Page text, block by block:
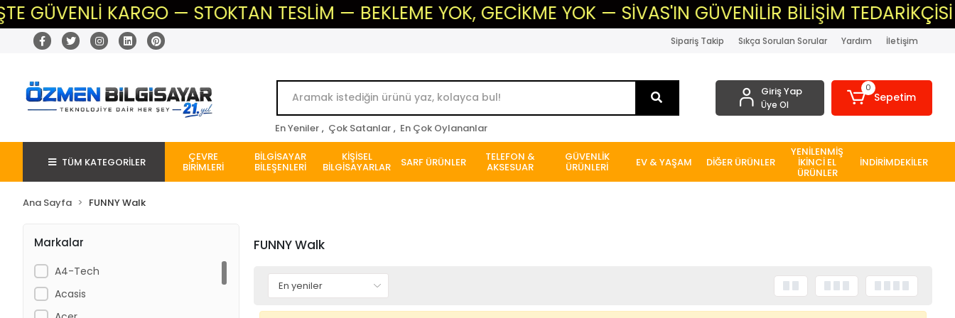
KARGO — STOKTAN TESLİM — BEKLEME YOK, GECİKME YOK — SİVAS'IN GÜVENİLİR BİLİŞİM TEDARİKÇİSİ
Sipariş Takip Sıkça Sorulan Sorular Yardım İletişim
En Yeniler , Çok Satanlar , En Çok Oylananlar
Giriş Yap
Üye Ol
0
Sepetim
TÜM KATEGORİLER ÇEVRE
BİRİMLERİ
BİLGİSAYAR
BİLEŞENLERİ
KİŞİSEL
BİLGİSAYARLAR SARF ÜRÜNLER TELEFON &
AKSESUAR
GÜVENLİK
ÜRÜNLERİ EV & YAŞAM DİĞER ÜRÜNLER
YENİLENMİŞ
İKİNCİ EL
ÜRÜNLER
İNDİRİMDEKİLER
Ana Sayfa FUNNY Walk
Markalar
A4-Tech
Acasis
FUNNY Walk